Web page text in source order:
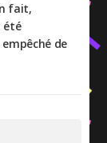
fait,
été
empêché de